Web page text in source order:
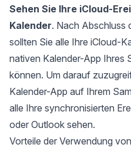
Sehen Sie Ihre iCloud-
Kalender. Nach Abschluss
sollten Sie alle Ihre iCloud-
nativen Kalender-App Ihres
können. Um darauf
Kalender-App auf Ihrem
alle Ihre synchronisierten
oder Outlook sehen.
Vorteile der Verwendung